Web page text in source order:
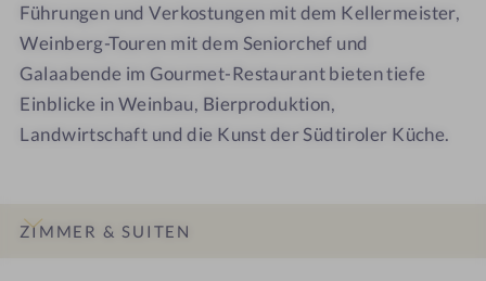
Führungen und Verkostungen mit dem Kellermeister,
Weinberg-Touren mit dem Seniorchef und
Galaabende im Gourmet-Restaurant bieten tiefe
Einblicke in Weinbau, Bierproduktion,
Landwirtschaft und die Kunst der Südtiroler Küche.
ZIMMER & SUITEN